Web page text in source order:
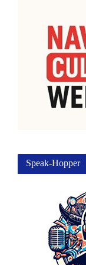
Speak-Hopper